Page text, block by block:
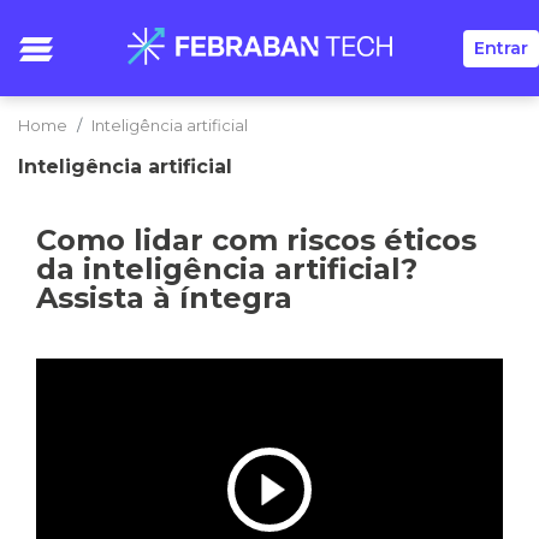
Entrar
Home Inteligência artificial
Inteligência artificial
Como lidar com riscos éticos
da inteligência artificial?
Assista à íntegra